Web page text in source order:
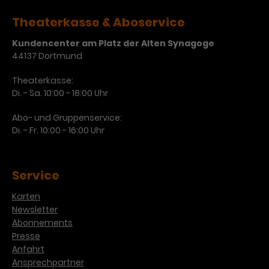
verschiedene Websites hinweg.
Theaterkasse & Aboservice
Kundencenter am Platz der Alten Synagoge
44137 Dortmund
Theaterkasse:
Di. - Sa. 10:00 - 18:00 Uhr
Abo- und Gruppenservice:
Di. - Fr. 10:00 - 16:00 Uhr
Service
Karten
Newsletter
Abonnements
Presse
Anfahrt
Ansprechpartner